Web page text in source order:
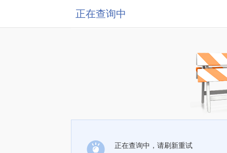
正在查询中
正在查询中，请刷新重试